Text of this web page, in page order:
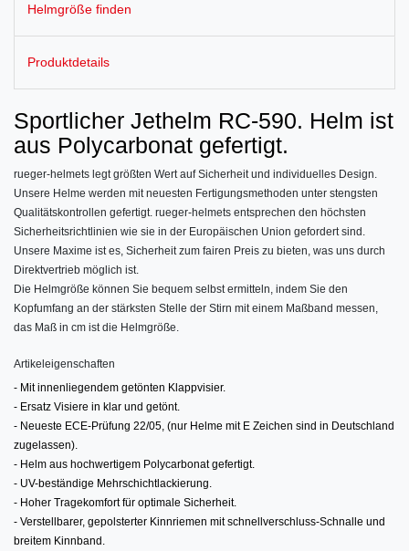
Helmgröße finden
Produktdetails
Sportlicher Jethelm RC-590. Helm ist
aus Polycarbonat gefertigt.
rueger-helmets legt größten Wert auf Sicherheit und individuelles Design.
Unsere Helme werden mit neuesten Fertigungsmethoden unter stengsten
Qualitätskontrollen gefertigt. rueger-helmets entsprechen den höchsten
Sicherheitsrichtlinien wie sie in der Europäischen Union gefordert sind.
Unsere Maxime ist es, Sicherheit zum fairen Preis zu bieten, was uns durch
Direktvertrieb möglich ist.
Die Helmgröße können Sie bequem selbst ermitteln, indem Sie den
Kopfumfang an der stärksten Stelle der Stirn mit einem Maßband messen,
das Maß in cm ist die Helmgröße.
Artikeleigenschaften
- Mit innenliegendem getönten Klappvisier.
- Ersatz Visiere in klar und getönt.
- Neueste ECE-Prüfung 22/05, (nur Helme mit E Zeichen sind in Deutschland
zugelassen).
- Helm aus hochwertigem Polycarbonat gefertigt.
- UV-beständige Mehrschichtlackierung.
- Hoher Tragekomfort für optimale Sicherheit.
- Verstellbarer, gepolsterter Kinnriemen mit schnellverschluss-Schnalle und
breitem Kinnband.